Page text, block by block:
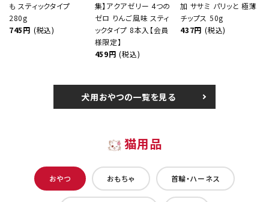
も スティックタイプ
280g
745円 (税込)
集】アクアゼリー 4つの
ゼロ りんご風味 スティ
ックタイプ 8本入【会員
様限定】
459円 (税込)
加 ササミ パリッと 極薄
チップス 50g
437円 (税込)
犬用おやつの一覧を見る
猫用品
おやつ おもちゃ 首輪・ハーネス